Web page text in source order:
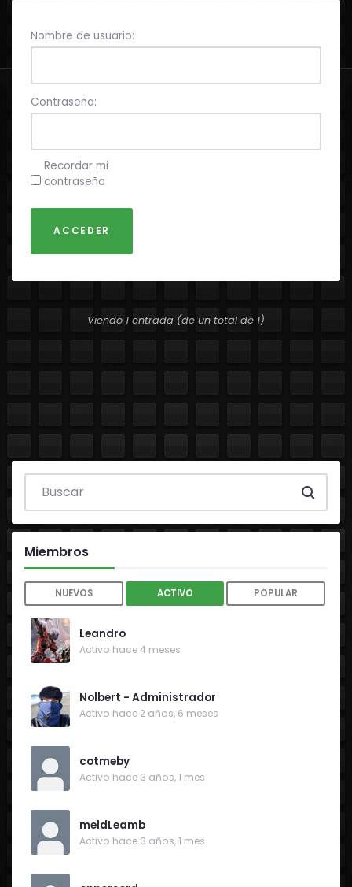
Viendo 1 entrada (de un total de 1)
Nombre de usuario:
Contraseña:
Recordar mi
contraseña
ACCEDER
Search everything...
Miembros
NUEVOS ACTIVO POPULAR
Leandro
Activo hace 4 meses
Nolbert - Administrador
Activo hace 2 años, 6 meses
cotmeby
Activo hace 3 años, 1 mes
meldLeamb
Activo hace 3 años, 1 mes